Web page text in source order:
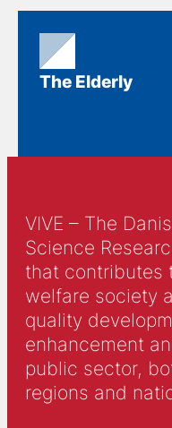
The Elderly
VIVE – The
Science
that contributes
welfare society
quality
enhancement
public sector,
regions and